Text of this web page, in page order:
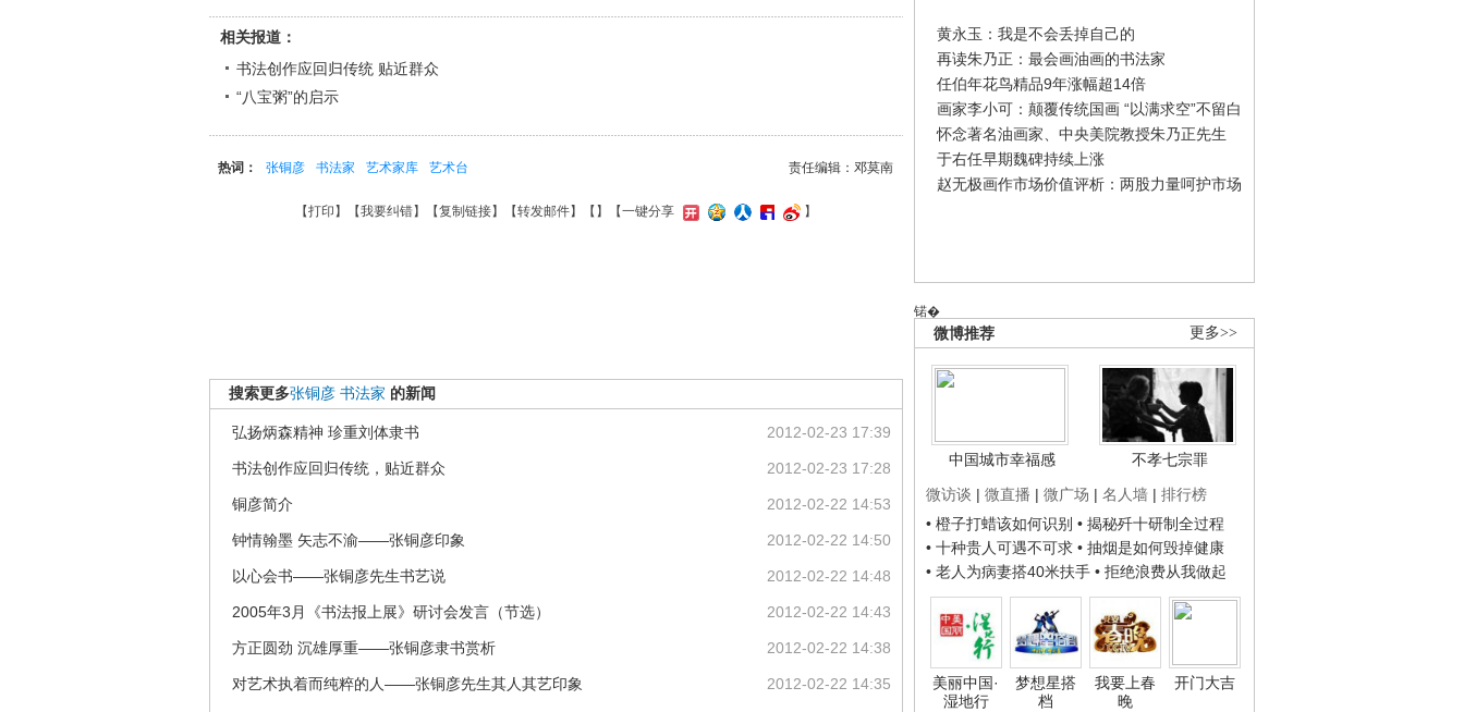
黄永玉：我是不会丢掉自己的
再读朱乃正：最会画油画的书法家
任伯年花鸟精品9年涨幅超14倍
画家李小可：颠覆传统国画 “以满求空”不留白
怀念著名油画家、中央美院教授朱乃正先生
于右任早期魏碑持续上涨
赵无极画作市场价值评析：两股力量呵护市场
锘�
更多>>
微博推荐
中国城市幸福感
不孝七宗罪
微访谈 | 微直播 | 微广场 | 名人墙 | 排行榜
• 橙子打蜡该如何识别 • 揭秘歼十研制全过程
• 十种贵人可遇不可求 • 抽烟是如何毁掉健康
• 老人为病妻搭40米扶手 • 拒绝浪费从我做起
美丽中国·
湿地行
梦想星搭
档
我要上春
晚
开门大吉
相关报道：
书法创作应回归传统 贴近群众
“八宝粥”的启示
责任编辑：邓莫南
热词： 张铜彦 书法家 艺术家库 艺术台
【打印 】【我要纠错】【复制链接】【转发邮件】【 】 【一键分享 】
搜索更多张铜彦 书法家 的新闻
2012-02-23 17:39
弘扬炳森精神 珍重刘体隶书
2012-02-23 17:28
书法创作应回归传统，贴近群众
2012-02-22 14:53
铜彦简介
2012-02-22 14:50
钟情翰墨 矢志不渝——张铜彦印象
2012-02-22 14:48
以心会书——张铜彦先生书艺说
2012-02-22 14:43
2005年3月《书法报上展》研讨会发言（节选）
2012-02-22 14:38
方正圆劲 沉雄厚重——张铜彦隶书赏析
2012-02-22 14:35
对艺术执着而纯粹的人——张铜彦先生其人其艺印象